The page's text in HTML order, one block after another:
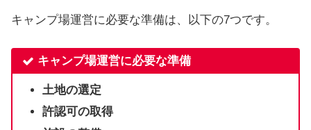
キャンプ場運営に必要な準備は、以下の7つです。
キャンプ場運営に必要な準備
土地の選定
許認可の取得